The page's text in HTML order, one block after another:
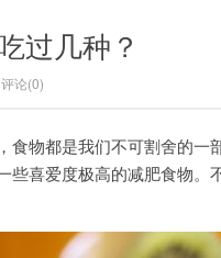
过几种？
评论(0)
食物都是我们不可割舍的一
喜爱度极高的减肥食物。